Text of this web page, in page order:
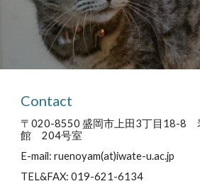
Contact
〒020-8550 盛岡市上田3丁目18-8
館 204号室
E-mail: ruenoyam(at)iwate-u.ac.jp
TEL&FAX: 019-621-6134